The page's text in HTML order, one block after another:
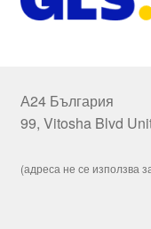
А24 България
99, Vitosha Blvd
(адреса не се използва